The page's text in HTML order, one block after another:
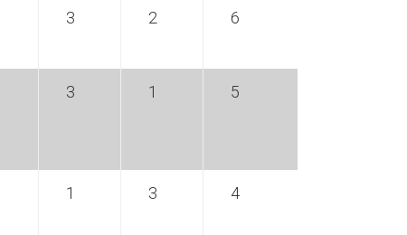
3 2 6
3 1 5
1 3 4